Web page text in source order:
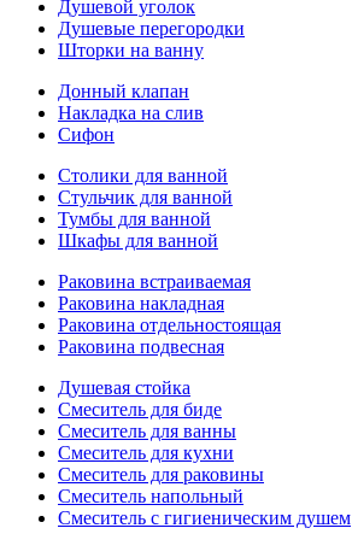
Душевой уголок
Душевые перегородки
Шторки на ванну
Донный клапан
Накладка на слив
Сифон
Столики для ванной
Стульчик для ванной
Тумбы для ванной
Шкафы для ванной
Раковина встраиваемая
Раковина накладная
Раковина отдельностоящая
Раковина подвесная
Душевая стойка
Смеситель для биде
Смеситель для ванны
Смеситель для кухни
Смеситель для раковины
Смеситель напольный
Смеситель с гигиеническим душем